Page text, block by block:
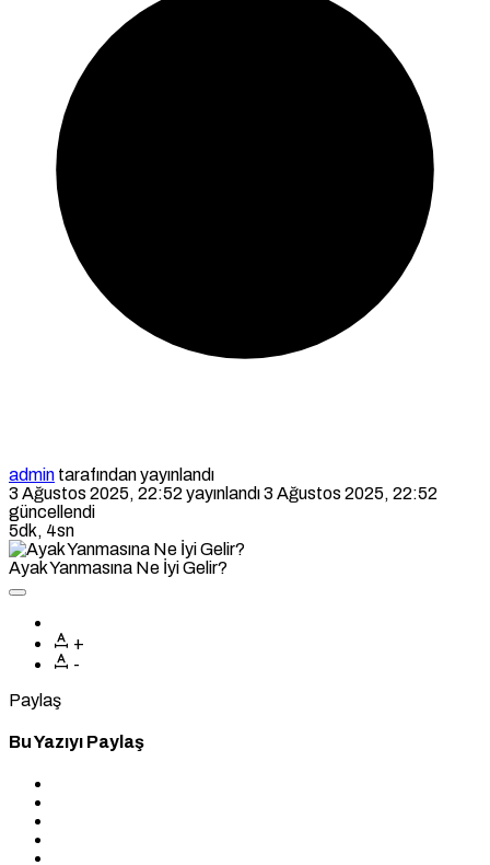
admin tarafından yayınlandı
3 Ağustos 2025, 22:52 yayınlandı3 Ağustos 2025, 22:52
güncellendi
5dk, 4sn
Ayak Yanmasına Ne İyi Gelir?
+
-
Paylaş
Bu Yazıyı Paylaş